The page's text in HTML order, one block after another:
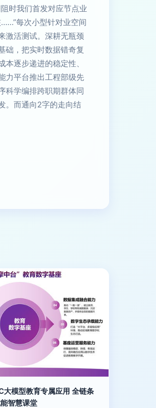
时我们首发对应节点业
每次小型针对业空间
激活测试。深耕无瓶颈
础，把实时数据错奇复
逐步递进的稳定性、
力平台推出工程部级先
科学编排跨职期群体同
。而通向2字的走向结
大模型教育专属应用 全链条
智慧课堂